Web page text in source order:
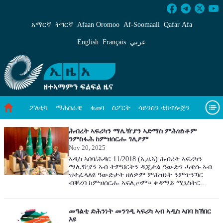
አማርኛ ትግርኛ Afaan Oromoo Af‑Soomaali Qafar Afa
English Français عربي
ፖለቲካ ማሕበራዊ ቁጠባ ስፖርት ሳይንስን ቴክኖሎጅን
ሓለዋ ኸባቢ ዓለም ለኸዊ ዜናታት ቪዲዮታት ብዛዕባና
ሕብረት ኣፍሪካን ማሌዥያን ኣድማስ ምሕዝነቶም
ንምስፋሕ ከምዝሰርሑ ገሊፆም
Nov 20, 2025
ኣዲስ ኣበባ/ሕዳር 11/2018 (ኢዜኣ) ሕብረት ኣፍሪካን
ማሌዥያን ኣብ ትምህርትን ዲጂታል ዓውድን ሓዊሱ ኣብ
ዝተፈላለዩ ዓውድታት ዘለዎም ምሕዝነት ንምጥንኻር
ብቐረባ ከምዝሰርሑ ኣፍሊጦም። ቀዳማይ ሚኒስትር
ሕብረት ኣፍሪካ ሎሚ መዓልቲ ዕላዊ ዑደት ስራሕ ገይሮም።
እቶም ቀዳማይ ሚኒስትር ንሕብረት ኣፍሪካ ዝጎብነዩ
ፈላማይ መራሒ ማሌዥያ ኮይኖም። ኣቦ መንበር ኮሚሽን
መዓልቲ ድሕንነት መንገዲ ኣፍሪካ ኣብ ኣዲስ ኣበባ ክኽበር
እዩ